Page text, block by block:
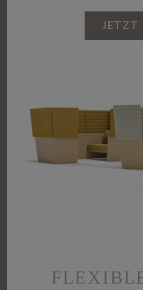
JETZT